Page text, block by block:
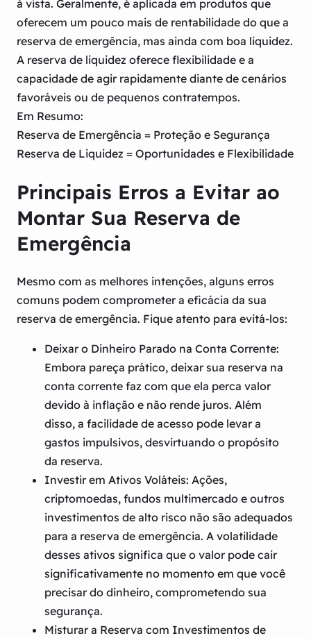
à vista. Geralmente, é aplicada em produtos que
oferecem um pouco mais de rentabilidade do que a
reserva de emergência, mas ainda com boa liquidez.
A reserva de liquidez oferece flexibilidade e a
capacidade de agir rapidamente diante de cenários
favoráveis ou de pequenos contratempos.
Em Resumo:
Reserva de Emergência = Proteção e Segurança
Reserva de Liquidez = Oportunidades e Flexibilidade
Principais Erros a Evitar ao
Montar Sua Reserva de
Emergência
Mesmo com as melhores intenções, alguns erros
comuns podem comprometer a eficácia da sua
reserva de emergência. Fique atento para evitá-los:
Deixar o Dinheiro Parado na Conta Corrente:
Embora pareça prático, deixar sua reserva na
conta corrente faz com que ela perca valor
devido à inflação e não rende juros. Além
disso, a facilidade de acesso pode levar a
gastos impulsivos, desvirtuando o propósito
da reserva.
Investir em Ativos Voláteis: Ações,
criptomoedas, fundos multimercado e outros
investimentos de alto risco não são adequados
para a reserva de emergência. A volatilidade
desses ativos significa que o valor pode cair
significativamente no momento em que você
precisar do dinheiro, comprometendo sua
segurança.
Misturar a Reserva com Investimentos de